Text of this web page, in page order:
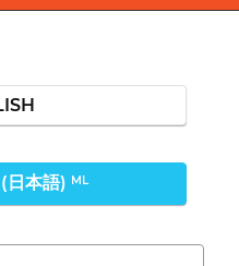
日本語) ML